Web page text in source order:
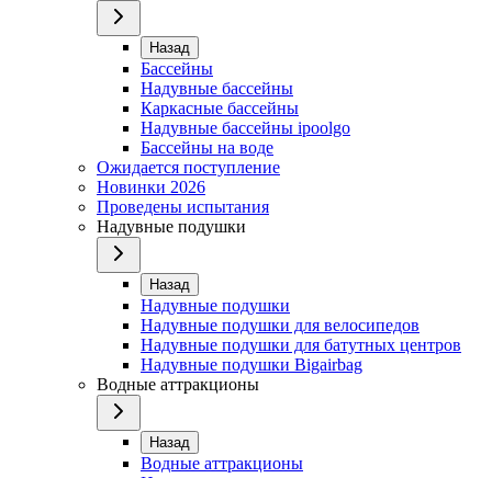
Назад
Бассейны
Надувные бассейны
Каркасные бассейны
Надувные бассейны ipoolgo
Бассейны на воде
Ожидается поступление
Новинки 2026
Проведены испытания
Надувные подушки
Назад
Надувные подушки
Надувные подушки для велосипедов
Надувные подушки для батутных центров
Надувные подушки Bigairbag
Водные аттракционы
Назад
Водные аттракционы